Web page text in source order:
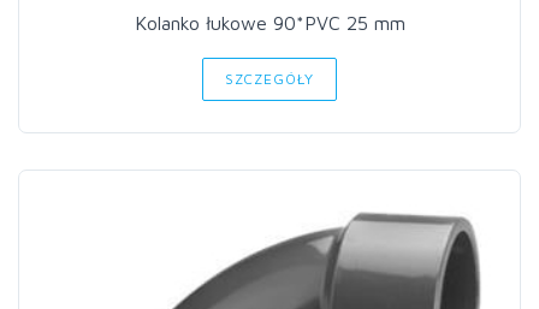
Kolanko łukowe 90*PVC 25 mm
SZCZEGÓŁY